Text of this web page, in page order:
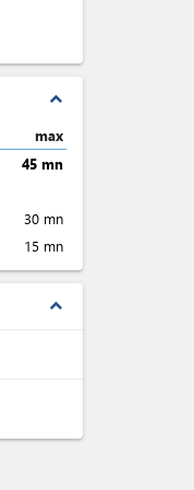
expand_less
max
45 mn
30 mn
15 mn
expand_less